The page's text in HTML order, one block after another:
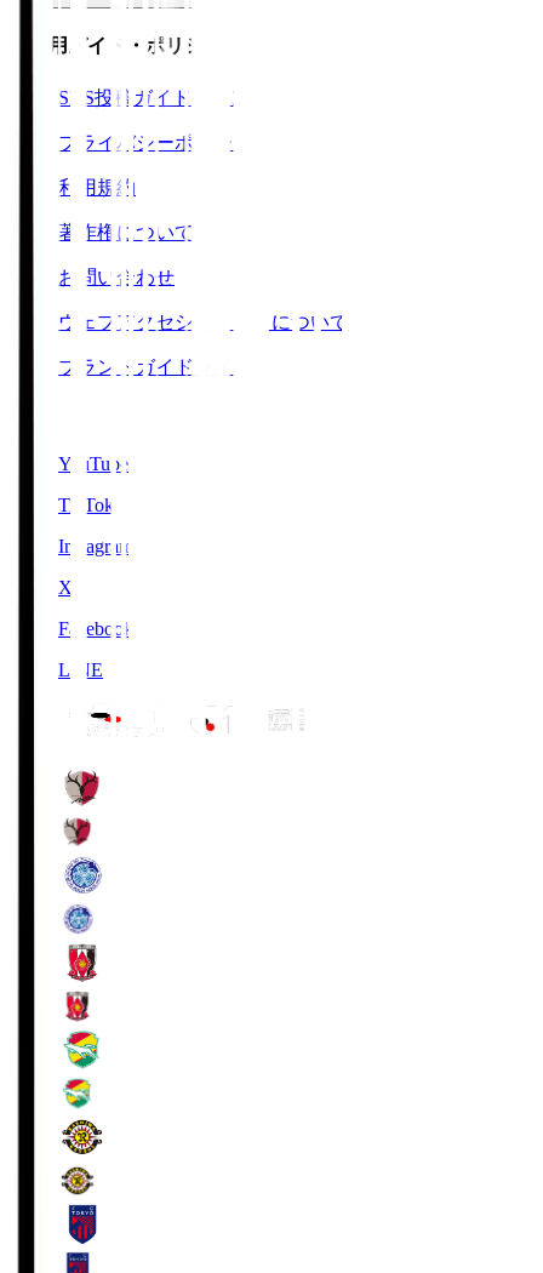
ご利用ガイド・ポリシー
SNS投稿ガイドライン
プライバシーポリシー
利用規約
著作権について
お問い合わせ
ウェブアクセシビリティについて
ブランドガイドライン
YouTube
TikTok
Instagram
X
Facebook
LINE